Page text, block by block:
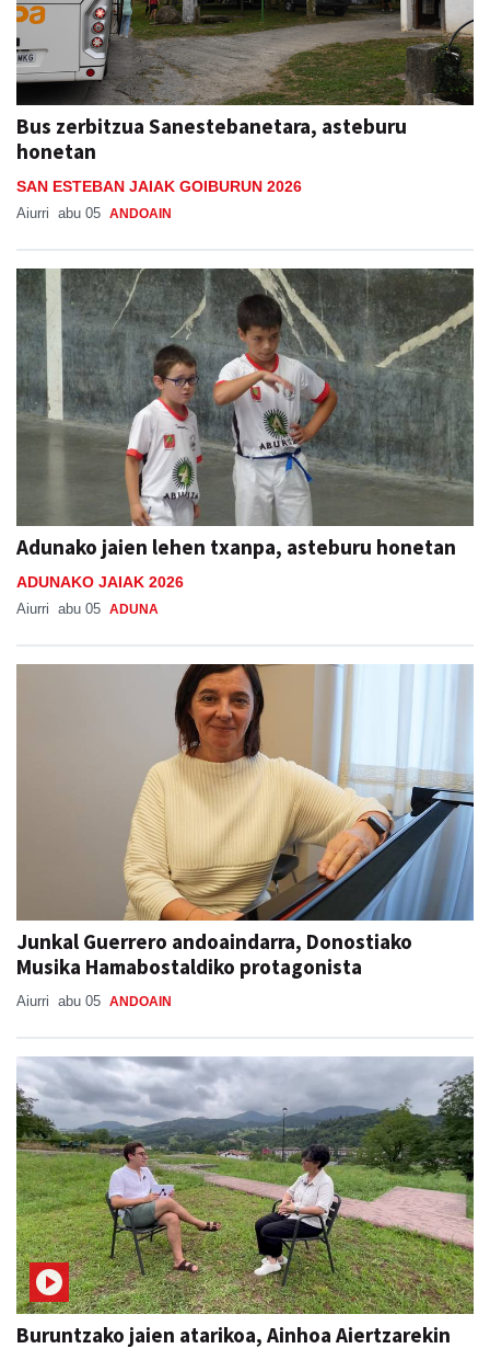
Bus zerbitzua Sanestebanetara, asteburu
honetan
SAN ESTEBAN JAIAK GOIBURUN 2026
Aiurri abu 05 ANDOAIN
Adunako jaien lehen txanpa, asteburu honetan
ADUNAKO JAIAK 2026
Aiurri abu 05 ADUNA
Junkal Guerrero andoaindarra, Donostiako
Musika Hamabostaldiko protagonista
Aiurri abu 05 ANDOAIN
Buruntzako jaien atarikoa, Ainhoa Aiertzarekin